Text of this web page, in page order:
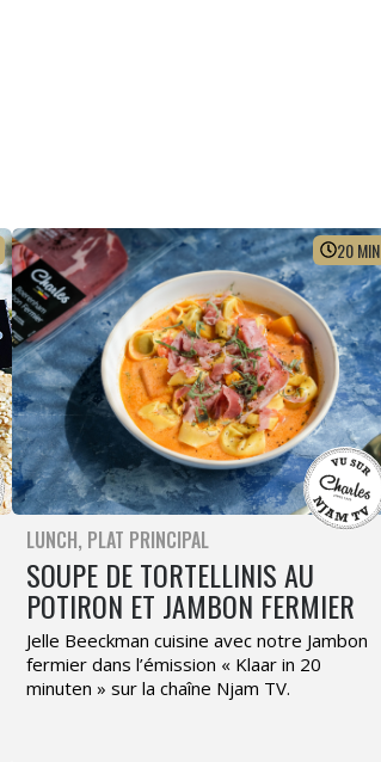
20MIN
LUNCH PLAT PRINCIPAL
SOUPE DE TORTELLINIS AU
POTIRON ET JAMBON FERMIER
Jelle Beeckman cuisine avec notre Jambon
fermier dans l’émission « Klaar in 20
minuten » sur la chaîne Njam TV.